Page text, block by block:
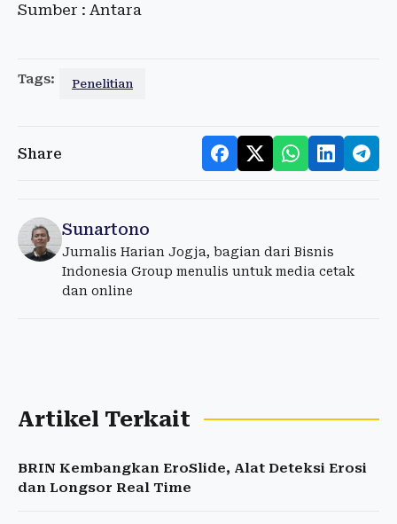
Sumber : Antara
Tags: Penelitian
Share
Sunartono
Jurnalis Harian Jogja, bagian dari Bisnis
Indonesia Group menulis untuk media cetak
dan online
Artikel Terkait
BRIN Kembangkan EroSlide, Alat Deteksi Erosi
dan Longsor Real Time